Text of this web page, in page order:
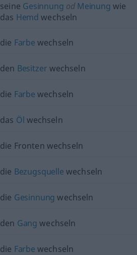
seine Gesinnung od Meinung wie
das Hemd wechseln
die Farbe wechseln
den Besitzer wechseln
die Farbe wechseln
das Öl wechseln
die Fronten wechseln
die Bezugsquelle wechseln
die Gesinnung wechseln
den Gang wechseln
die Farbe wechseln